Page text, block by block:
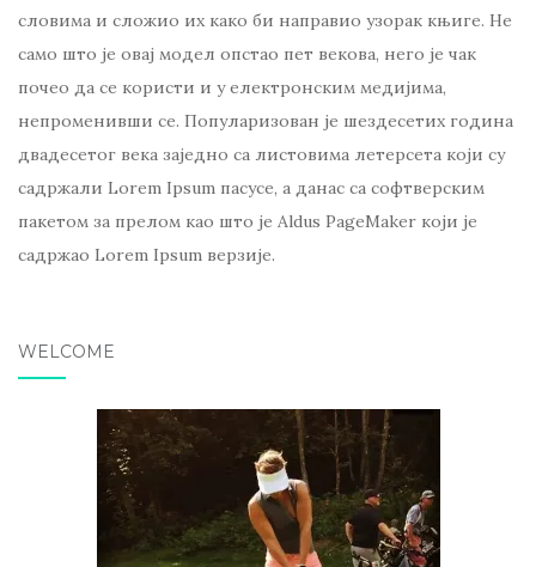
словима и сложио их како би направио узорак књиге. Не
само што је овај модел опстао пет векова, него је чак
почео да се користи и у електронским медијима,
непроменивши се. Популаризован је шездесетих година
двадесетог века заједно са листовима летерсета који су
садржали Lorem Ipsum пасусе, а данас са софтверским
пакетом за прелом као што је Aldus PageMaker који је
садржао Lorem Ipsum верзије.
WELCOME